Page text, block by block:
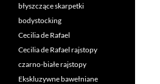
błyszczące skarpetki
bodystocking
Cecilia de Rafael
Cecilia de Rafael rajstopy
czarno-białe rajstopy
Ekskluzywne bawełniane